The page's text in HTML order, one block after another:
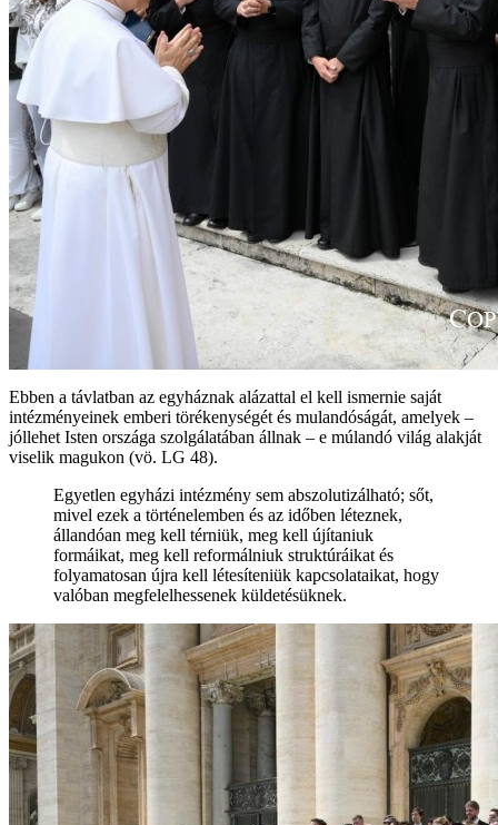
Ebben a távlatban az egyháznak alázattal el kell ismernie saját
intézményeinek emberi törékenységét és mulandóságát, amelyek –
jóllehet Isten országa szolgálatában állnak – e múlandó világ alakját
viselik magukon (vö. LG 48).
Egyetlen egyházi intézmény sem abszolutizálható; sőt,
mivel ezek a történelemben és az időben léteznek,
állandóan meg kell térniük, meg kell újítaniuk
formáikat, meg kell reformálniuk struktúráikat és
folyamatosan újra kell létesíteniük kapcsolataikat, hogy
valóban megfelelhessenek küldetésüknek.